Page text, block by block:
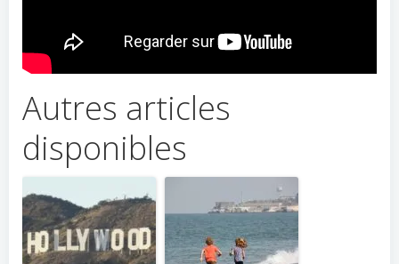
Autres articles
disponibles